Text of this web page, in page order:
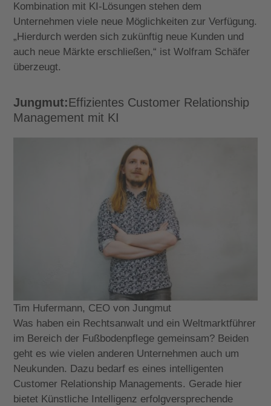
Kombination mit KI-Lösungen stehen dem
Unternehmen viele neue Möglichkeiten zur Verfügung.
„Hierdurch werden sich zukünftig neue Kunden und
auch neue Märkte erschließen,“ ist Wolfram Schäfer
überzeugt.
Jungmut:Effizientes Customer Relationship
Management mit KI
Tim Hufermann, CEO von Jungmut
Was haben ein Rechtsanwalt und ein Weltmarktführer
im Bereich der Fußbodenpflege gemeinsam? Beiden
geht es wie vielen anderen Unternehmen auch um
Neukunden. Dazu bedarf es eines intelligenten
Customer Relationship Managements. Gerade hier
bietet Künstliche Intelligenz erfolgversprechende